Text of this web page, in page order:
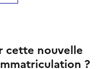
cette nouvelle
?